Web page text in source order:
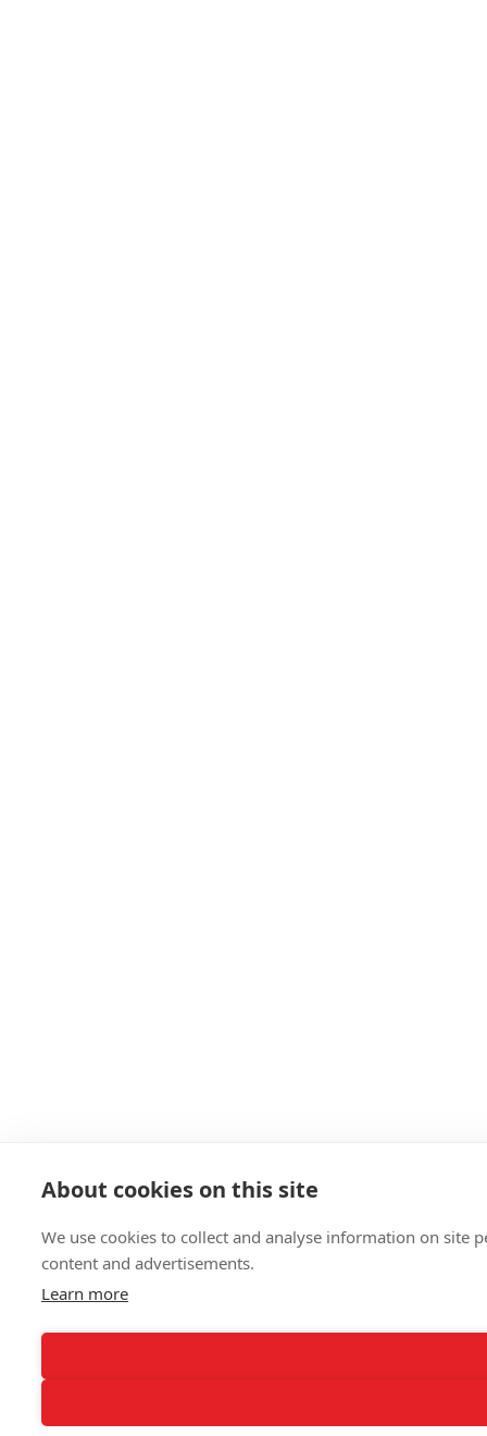
About cookies on this site
We use cookies to collect and analyse information on site
content and advertisements.
Learn more